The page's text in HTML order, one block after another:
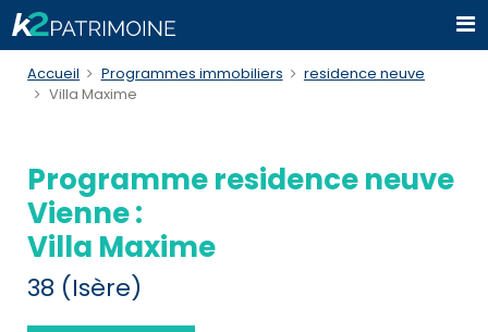
Accueil Programmes immobiliers
residence neuve
Villa Maxime
Programme residence neuve
Vienne :
Villa Maxime
38 (Isère)